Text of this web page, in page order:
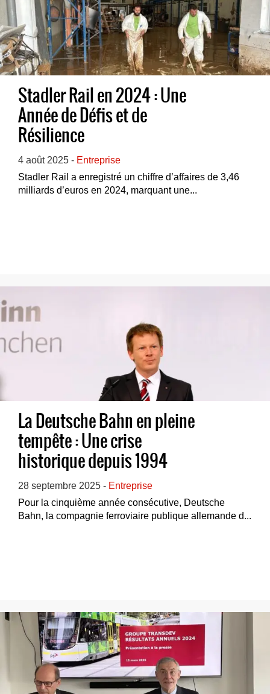
Stadler Rail en 2024 : Une
Année de Défis et de
Résilience
4 août 2025 - Entreprise
Stadler Rail a enregistré un chiffre d’affaires de 3,46
milliards d’euros en 2024, marquant une...
La Deutsche Bahn en pleine
tempête : Une crise
historique depuis 1994
28 septembre 2025 - Entreprise
Pour la cinquième année consécutive, Deutsche
Bahn, la compagnie ferroviaire publique allemande d...